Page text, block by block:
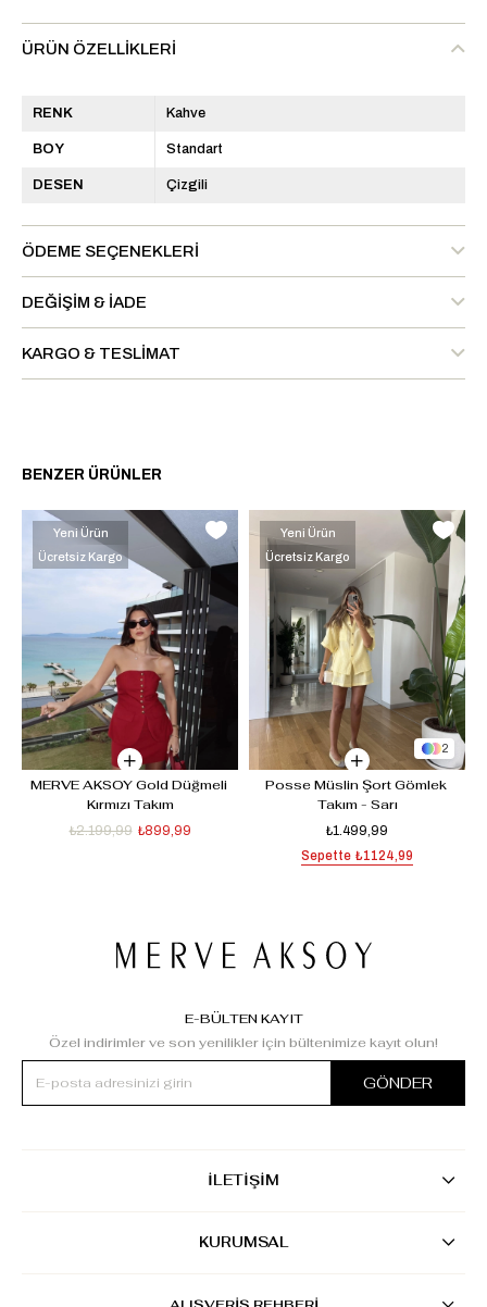
ÜRÜN ÖZELLIKLERI
RENK Kahve
BOY Standart
DESEN Çizgili
ÖDEME SEÇENEKLERI
DEĞIŞIM & İADE
KARGO & TESLIMAT
BENZER ÜRÜNLER
MERVE AKSOY Gold Düğmeli
Kırmızı Takım
₺899,99
₺2.199,99
Yeni Ürün
Ücretsiz Kargo
2
Posse Müslin Şort Gömlek
Takım - Sarı
₺1.499,99
Sepette ₺1124,99
Yeni Ürün
Ücretsiz Kargo
E-BÜLTEN KAYIT
Özel indirimler ve son yenilikler için bültenimize kayıt olun!
GÖNDER
İLETİŞİM
KURUMSAL